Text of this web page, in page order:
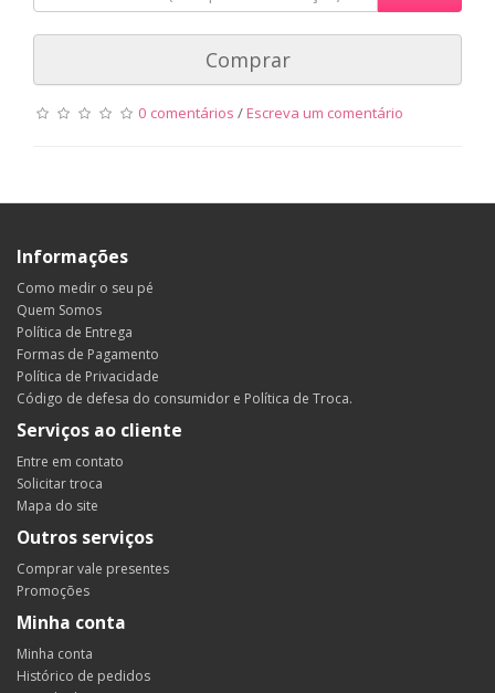
Comprar
0 comentários / Escreva um comentário
Informações
Como medir o seu pé
Quem Somos
Política de Entrega
Formas de Pagamento
Política de Privacidade
Código de defesa do consumidor e Política de Troca.
Serviços ao cliente
Entre em contato
Solicitar troca
Mapa do site
Outros serviços
Comprar vale presentes
Promoções
Minha conta
Minha conta
Histórico de pedidos